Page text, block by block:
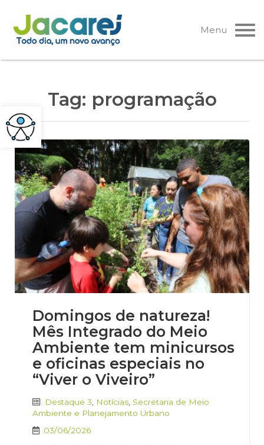
Pular
para
o
Menu
Tag: programação
Domingos de natureza!
Mês Integrado do Meio
Ambiente tem minicursos
e oficinas especiais no
“Viver o Viveiro”
Destaque 3 Notícias Secretaria de Meio
Ambiente e Planejamento Urbano
03/06/2026